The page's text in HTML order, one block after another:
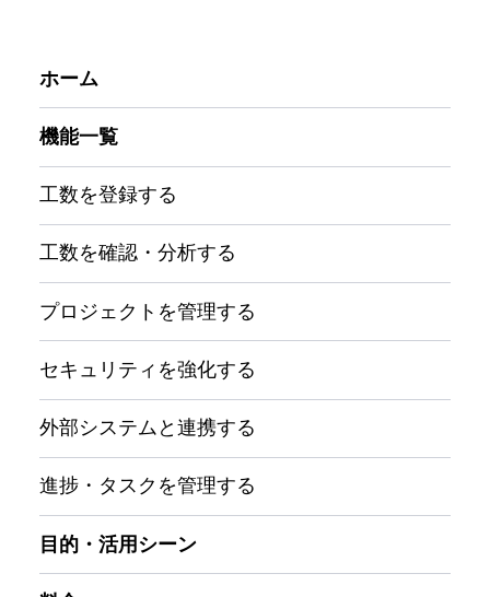
ホーム
機能一覧
工数を登録する
工数を確認・分析する
プロジェクトを管理する
セキュリティを強化する
外部システムと連携する
進捗・タスクを管理する
目的・活用シーン